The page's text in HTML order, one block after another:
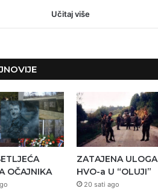
Učitaj više
OČAJNIKA
ZATAJENA ULOGA
HVO-a U “OLUJI”
20 sati ago